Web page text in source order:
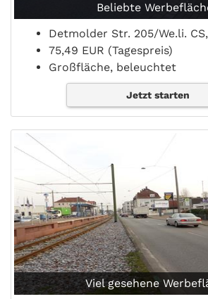
Beliebte
Detmolder Str. 205/We.li.
75,49 EUR (Tagespreis)
Großfläche, beleuchtet
Jetzt starten
Viel gesehene